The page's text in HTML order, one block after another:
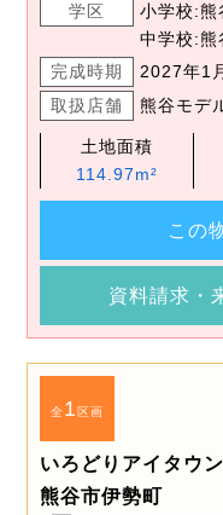
学区
小学校:熊
中学校:熊
完成時期
2027年1
取扱店舗
熊谷モデ
土地面積
114.97m²
この
資料請求・
全1区画
いろどりアイタウン
熊谷市伊勢町